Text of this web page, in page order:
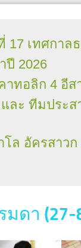
เทศกาลธ
2026
ทอลิก 4 อีส
ละ ทีมประส
ล อัครสาวก
ดา (27-